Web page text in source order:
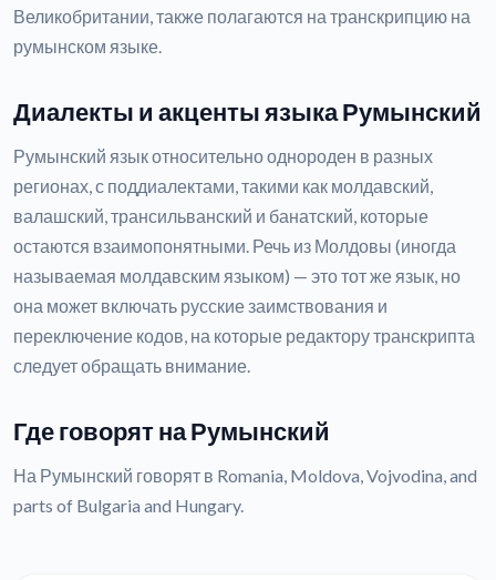
Великобритании, также полагаются на транскрипцию на
румынском языке.
Диалекты и акценты языка Румынский
Румынский язык относительно однороден в разных
регионах, с поддиалектами, такими как молдавский,
валашский, трансильванский и банатский, которые
остаются взаимопонятными. Речь из Молдовы (иногда
называемая молдавским языком) — это тот же язык, но
она может включать русские заимствования и
переключение кодов, на которые редактору транскрипта
следует обращать внимание.
Где говорят на Румынский
На Румынский говорят в Romania, Moldova, Vojvodina, and
parts of Bulgaria and Hungary.